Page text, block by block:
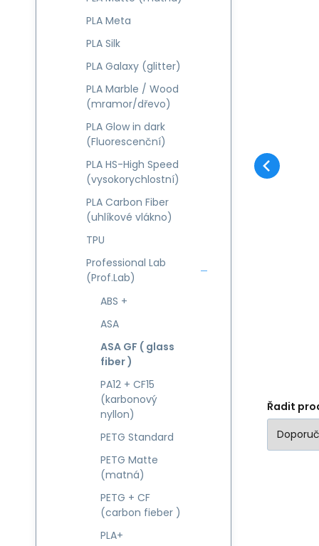
Řadit
PLA Meta
PLA Silk
PLA Galaxy (glitter)
PLA Marble / Wood
(mramor/dřevo)
PLA Glow in dark
(Fluorescenční)
PLA HS-High Speed
(vysokorychlostní)
PLA Carbon Fiber
(uhlíkové vlákno)
TPU
Professional Lab
(Prof.Lab)
ABS +
ASA
ASA GF ( glass
fiber )
PA12 + CF15
(karbonový
nyllon)
PETG Standard
PETG Matte
(matná)
PETG + CF
(carbon fieber )
PLA+